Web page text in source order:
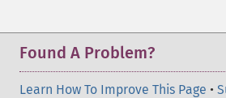
Found A Problem?
Learn How To Improve This Page •